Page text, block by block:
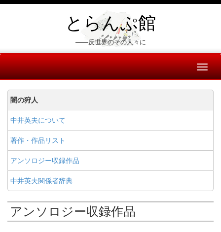
とらんぷ館
――反世界のその人々に
闇の狩人
中井英夫について
著作・作品リスト
アンソロジー収録作品
中井英夫関係者辞典
アンソロジー収録作品